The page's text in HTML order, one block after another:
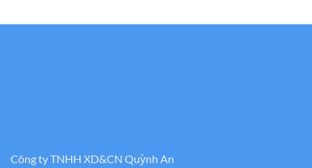
Công ty TNHH XD&CN Quỳnh An